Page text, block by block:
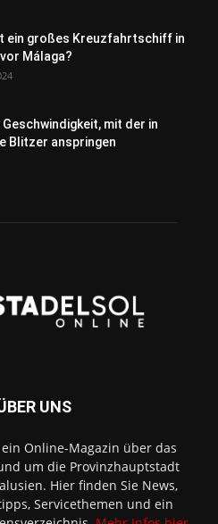
ein großes Kreuzfahrtschiff in
Málaga?
Geschwindigkeit, mit der in
Blitzer anspringen
UNS
Online-Magazin über das
um die Provinzhauptstadt
Hier finden Sie News,
Servicethemen und ein